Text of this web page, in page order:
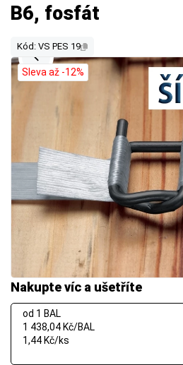
B6, fosfát
Kód: VS PES 19
Nakupte víc a ušetříte
od 1 BAL
1 438,04 Kč/BAL
1,44 Kč/ks
Sleva až -12%